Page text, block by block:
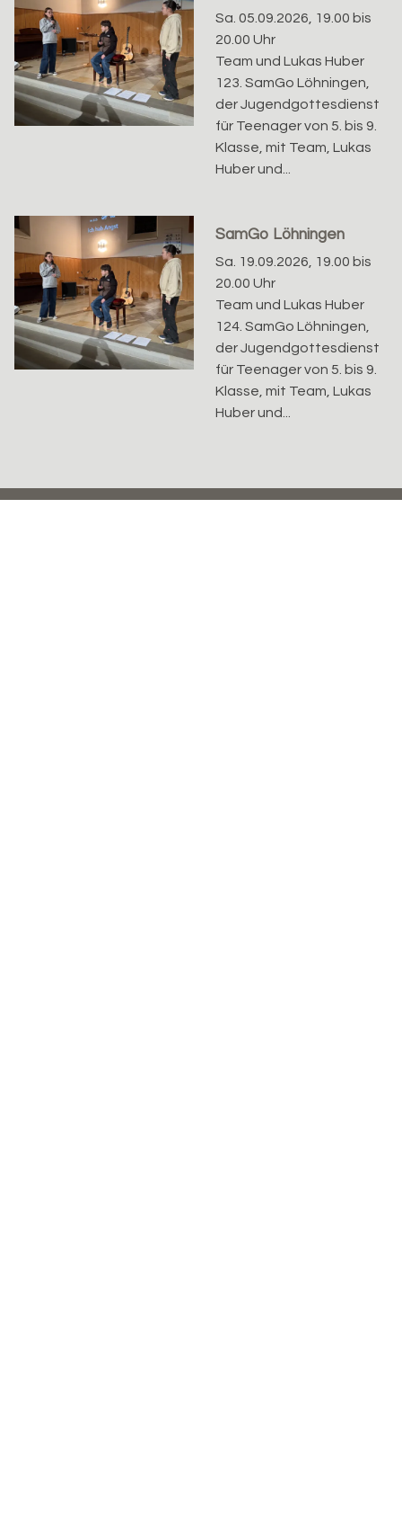
Sa. 05.09.2026, 19.00 bis
20.00 Uhr
Team und Lukas Huber
123. SamGo Löhningen,
der Jugendgottesdienst
für Teenager von 5. bis 9.
Klasse, mit Team, Lukas
Huber und...
SamGo Löhningen
Sa. 19.09.2026, 19.00 bis
20.00 Uhr
Team und Lukas Huber
124. SamGo Löhningen,
der Jugendgottesdienst
für Teenager von 5. bis 9.
Klasse, mit Team, Lukas
Huber und...